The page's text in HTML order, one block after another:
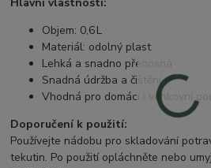
Objem: 0,6 L
Materiál: odolný plast
Lehká a snadno přenosná
Snadná údržba a čištění
Vhodná pro domácí i venkovní
Doporučení k použití:
Používejte nádobu pro skladování
tekutin. Po použití opláchněte nebo